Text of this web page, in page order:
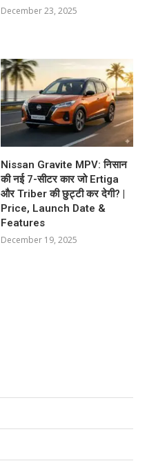
December 23, 2025
Nissan Gravite MPV: निसान
की नई 7-सीटर कार जो Ertiga
और Triber की छुट्टी कर देगी? |
Price, Launch Date &
Features
December 19, 2025